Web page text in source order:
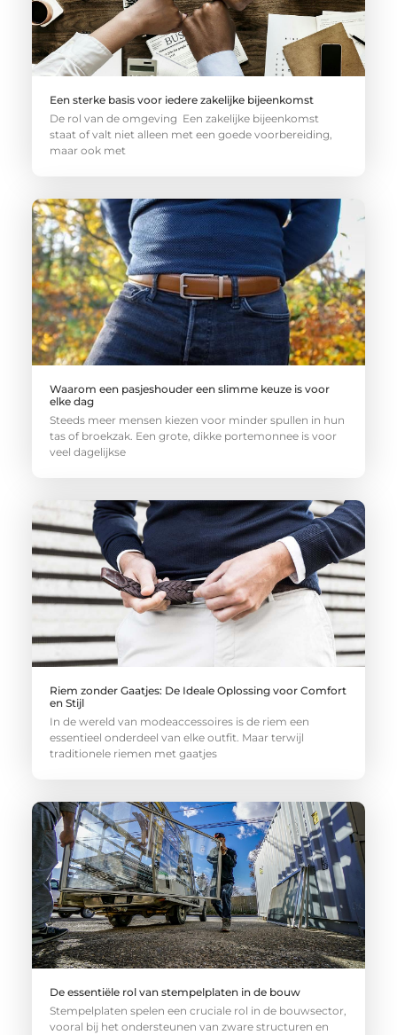
Een sterke basis voor iedere zakelijke bijeenkomst
De rol van de omgeving Een zakelijke bijeenkomst
staat of valt niet alleen met een goede voorbereiding,
maar ook met
Waarom een pasjeshouder een slimme keuze is voor
elke dag
Steeds meer mensen kiezen voor minder spullen in hun
tas of broekzak. Een grote, dikke portemonnee is voor
veel dagelijkse
Riem zonder Gaatjes: De Ideale Oplossing voor Comfort
en Stijl
In de wereld van modeaccessoires is de riem een
essentieel onderdeel van elke outfit. Maar terwijl
traditionele riemen met gaatjes
De essentiële rol van stempelplaten in de bouw
Stempelplaten spelen een cruciale rol in de bouwsector,
vooral bij het ondersteunen van zware structuren en